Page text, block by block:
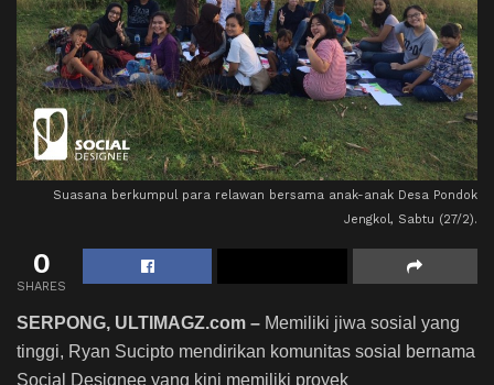
Suasana berkumpul para relawan bersama anak-anak Desa Pondok
Jengkol, Sabtu (27/2).
0
SHARES
SERPONG, ULTIMAGZ.com – Memiliki jiwa sosial yang
tinggi, Ryan Sucipto mendirikan komunitas sosial bernama
Social Designee yang kini memiliki proyek